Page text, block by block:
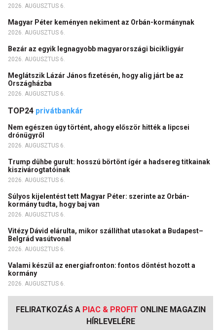
2026. AUGUSZTUS 6.
Magyar Péter keményen nekiment az Orbán-kormánynak
2026. AUGUSZTUS 6.
Bezár az egyik legnagyobb magyarországi bicikligyár
2026. AUGUSZTUS 6.
Meglátszik Lázár János fizetésén, hogy alig járt be az
Országházba
2026. AUGUSZTUS 6.
TOP24 privátbankár
Nem egészen úgy történt, ahogy először hitték a lipcsei
drónügyről
2026. AUGUSZTUS 6.
Trump dühbe gurult: hosszú börtönt ígér a hadsereg titkainak
kiszivárogtatóinak
2026. AUGUSZTUS 6.
Súlyos kijelentést tett Magyar Péter: szerinte az Orbán-
kormány tudta, hogy baj van
2026. AUGUSZTUS 6.
Vitézy Dávid elárulta, mikor szállíthat utasokat a Budapest–
Belgrád vasútvonal
2026. AUGUSZTUS 6.
Valami készül az energiafronton: fontos döntést hozott a
kormány
2026. AUGUSZTUS 6.
FELIRATKOZÁS A PIAC & PROFIT ONLINE MAGAZIN
HÍRLEVELÉRE